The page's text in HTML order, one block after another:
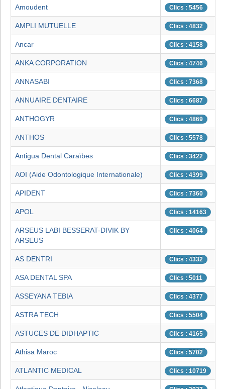
Amoudent Clics : 5456
AMPLI MUTUELLE Clics : 4832
Ancar Clics : 4158
ANKA CORPORATION Clics : 4746
ANNASABI Clics : 7368
ANNUAIRE DENTAIRE Clics : 6687
ANTHOGYR Clics : 4869
ANTHOS Clics : 5578
Antigua Dental Caraïbes Clics : 3422
AOI (Aide Odontologique Internationale) Clics : 4399
APIDENT Clics : 7360
APOL Clics : 14163
ARSEUS LABI BESSERAT-DIVIK BY
ARSEUS
Clics : 4064
AS DENTRI Clics : 4332
ASA DENTAL SPA Clics : 5011
ASSEYANA TEBIA Clics : 4377
ASTRA TECH Clics : 5504
ASTUCES DE DIDHAPTIC Clics : 4165
Athisa Maroc Clics : 5702
ATLANTIC MEDICAL Clics : 10719